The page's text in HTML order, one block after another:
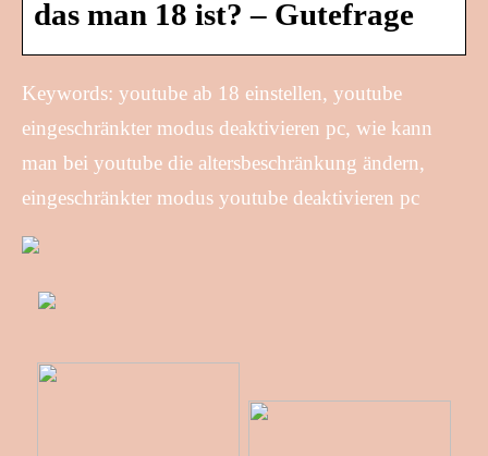
das man 18 ist? – Gutefrage
Keywords: youtube ab 18 einstellen, youtube
eingeschränkter modus deaktivieren pc, wie kann
man bei youtube die altersbeschränkung ändern,
eingeschränkter modus youtube deaktivieren pc